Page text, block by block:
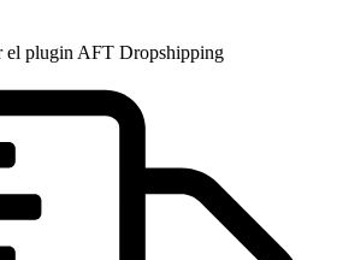
el plugin AFT Dropshipping